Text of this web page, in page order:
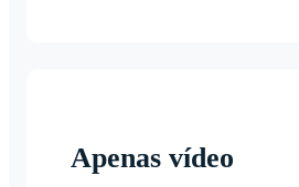
Apenas vídeo